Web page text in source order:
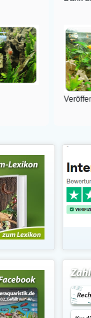
Veröffentlicht auf